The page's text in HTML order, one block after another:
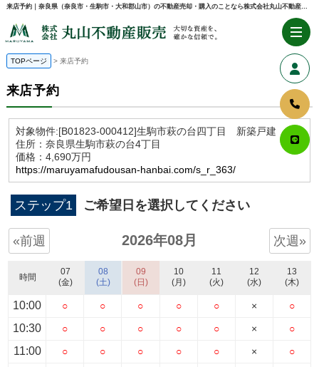
来店予約｜奈良県（奈良市・生駒市・大和郡山市）の不動産売却・購入のことなら株式会社丸山不動産販売
TOPページ 来店予約
来店予約
対象物件:[B01823-000412]生駒市萩の台四丁目 新築戸建
住所：奈良県生駒市萩の台4丁目
価格：4,690万円
https://maruyamafudousan-hanbai.com/s_r_363/
ステップ1 ご希望日を選択してください
«前週 2026年08月 次週»
時間
10:00
10:30
11:00
07
(金)
○
○
○
08
(土)
○
○
○
09
(日)
○
○
○
10
(月)
○
○
○
11
(火)
○
○
○
12
(水)
×
×
×
13
(木)
○
○
○